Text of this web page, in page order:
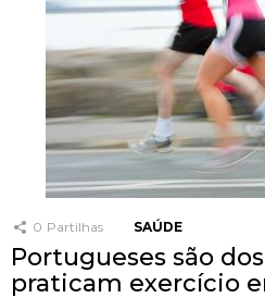
0 Partilhas SAÚDE
Portugueses são
praticam exercício